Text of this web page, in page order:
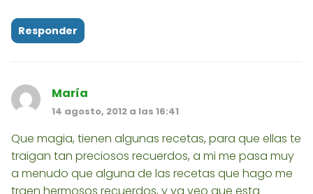
Responder
María
14 agosto, 2012 a las 16:41
Que magia, tienen algunas recetas, para que ellas te
traigan tan preciosos recuerdos, a mi me pasa muy
a menudo que alguna de las recetas que hago me